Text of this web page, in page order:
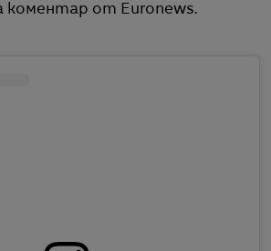
коментар от Euronews.